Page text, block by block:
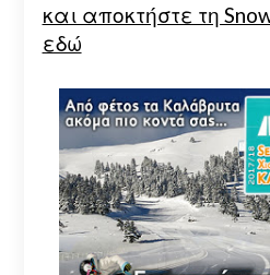
και αποκτήστε τη
εδώ